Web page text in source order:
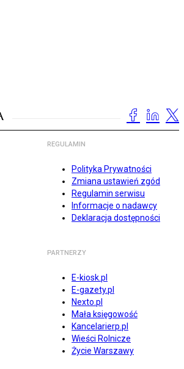
REGULAMIN
Polityka Prywatności
Zmiana ustawień zgód
Regulamin serwisu
Informacje o nadawcy
Deklaracja dostępności
PARTNERZY
E-kiosk.pl
E-gazety.pl
Nexto.pl
Mała księgowość
Kancelarierp.pl
Wieści Rolnicze
Życie Warszawy